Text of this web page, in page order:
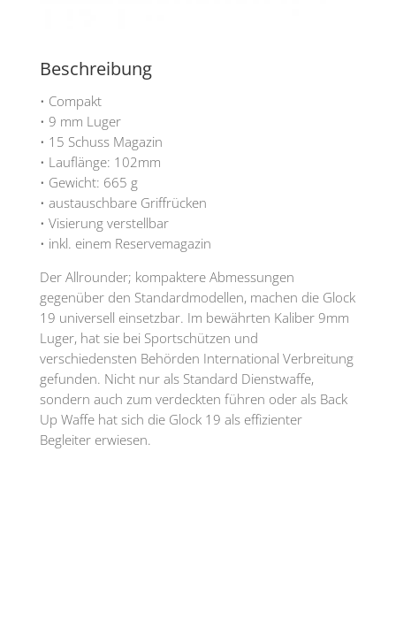
Beschreibung
• Compakt
• 9 mm Luger
• 15 Schuss Magazin
• Lauflänge: 102mm
• Gewicht: 665 g
• austauschbare Griffrücken
• Visierung verstellbar
• inkl. einem Reservemagazin
Der Allrounder; kompaktere Abmessungen
gegenüber den Standardmodellen, machen die Glock
19 universell einsetzbar. Im bewährten Kaliber 9mm
Luger, hat sie bei Sportschützen und
verschiedensten Behörden International Verbreitung
gefunden. Nicht nur als Standard Dienstwaffe,
sondern auch zum verdeckten führen oder als Back
Up Waffe hat sich die Glock 19 als effizienter
Begleiter erwiesen.